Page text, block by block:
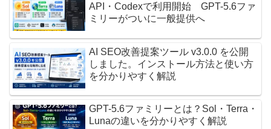
API・Codexで利用開始 GPT-5.6ファ
ミリーがついに一般提供へ
AI SEO改善提案ツール v3.0.0 を公開
しました。インストール方法と使い方
を分かりやすく解説
GPT-5.6ファミリーとは？Sol・Terra・
Lunaの違いを分かりやすく解説